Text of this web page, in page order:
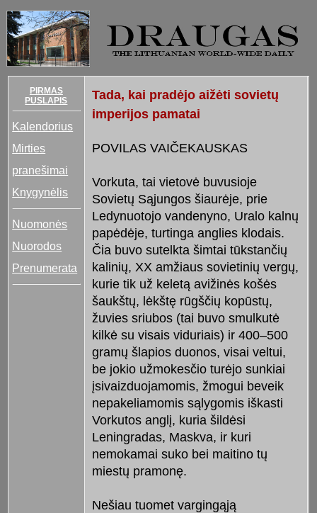
PIRMAS
PUSLAPIS
Kalendorius
Mirties
pranešimai
Knygynėlis
Nuomonės
Nuorodos
Prenumerata
Tada, kai pradėjo aižėti sovietų
imperijos pamatai
POVILAS VAIČEKAUSKAS
Vorkuta, tai vietovė buvusioje
Sovietų Sąjungos šiaurėje, prie
Ledynuotojo vandenyno, Uralo kalnų
papėdėje, turtinga anglies klodais.
Čia buvo sutelkta šimtai tūkstančių
kalinių, XX amžiaus sovietinių vergų,
kurie tik už keletą avižinės košės
šaukštų, lėkštę rūgščių kopūstų,
žuvies sriubos (tai buvo smulkutė
kilkė su visais viduriais) ir 400–500
gramų šlapios duonos, visai veltui,
be jokio užmokesčio turėjo sunkiai
įsivaizduojamomis, žmogui beveik
nepakeliamomis sąlygomis iškasti
Vorkutos anglį, kuria šildėsi
Leningradas, Maskva, ir kuri
nemokamai suko bei maitino tų
miestų pramonę.
Nešiau tuomet vargingąją